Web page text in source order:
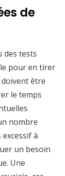
de
des tests
pour en tirer
doivent être
le temps
nombre
à
un besoin
Une